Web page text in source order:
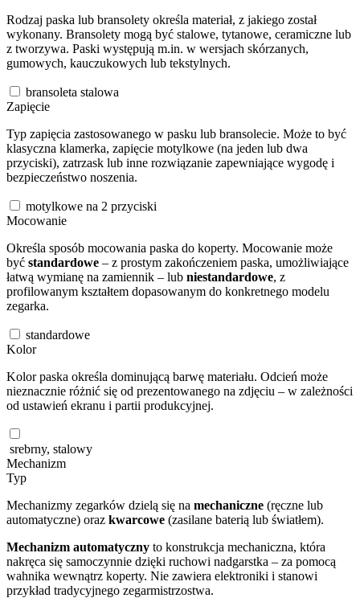
Rodzaj paska lub bransolety określa materiał, z jakiego został
wykonany. Bransolety mogą być stalowe, tytanowe, ceramiczne lub
z tworzywa. Paski występują m.in. w wersjach skórzanych,
gumowych, kauczukowych lub tekstylnych.
bransoleta stalowa
Zapięcie
Typ zapięcia zastosowanego w pasku lub bransolecie. Może to być
klasyczna klamerka, zapięcie motylkowe (na jeden lub dwa
przyciski), zatrzask lub inne rozwiązanie zapewniające wygodę i
bezpieczeństwo noszenia.
motylkowe na 2 przyciski
Mocowanie
Określa sposób mocowania paska do koperty. Mocowanie może
być standardowe – z prostym zakończeniem paska, umożliwiające
łatwą wymianę na zamiennik – lub niestandardowe, z
profilowanym kształtem dopasowanym do konkretnego modelu
zegarka.
standardowe
Kolor
Kolor paska określa dominującą barwę materiału. Odcień może
nieznacznie różnić się od prezentowanego na zdjęciu – w zależności
od ustawień ekranu i partii produkcyjnej.
srebrny, stalowy
Mechanizm
Typ
Mechanizmy zegarków dzielą się na mechaniczne (ręczne lub
automatyczne) oraz kwarcowe (zasilane baterią lub światłem).
Mechanizm automatyczny to konstrukcja mechaniczna, która
nakręca się samoczynnie dzięki ruchowi nadgarstka – za pomocą
wahnika wewnątrz koperty. Nie zawiera elektroniki i stanowi
przykład tradycyjnego zegarmistrzostwa.